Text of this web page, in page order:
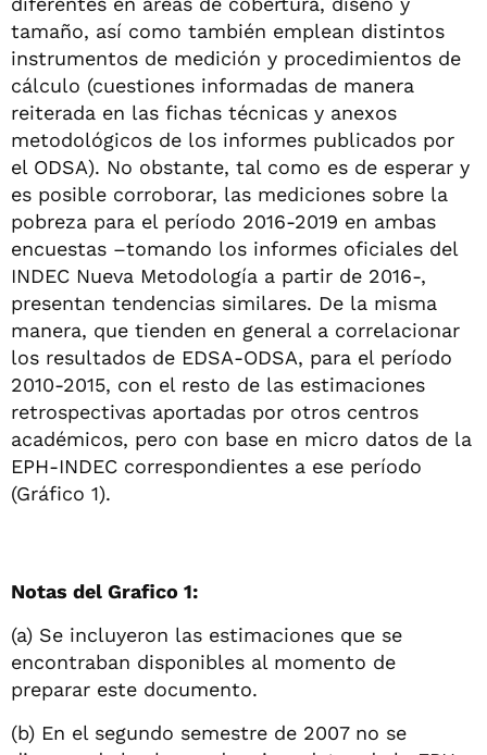
tamaño, así como también emplean distintos
instrumentos de medición y procedimientos de
cálculo (cuestiones informadas de manera
reiterada en las fichas técnicas y anexos
metodológicos de los informes publicados por
el ODSA). No obstante, tal como es de esperar y
es posible corroborar, las mediciones sobre la
pobreza para el período 2016-2019 en ambas
encuestas –tomando los informes oficiales del
INDEC Nueva Metodología a partir de 2016-,
presentan tendencias similares. De la misma
manera, que tienden en general a correlacionar
los resultados de EDSA-ODSA, para el período
2010-2015, con el resto de las estimaciones
retrospectivas aportadas por otros centros
académicos, pero con base en micro datos de la
EPH-INDEC correspondientes a ese período
(Gráfico 1).
Notas del Grafico 1:
(a) Se incluyeron las estimaciones que se
encontraban disponibles al momento de
preparar este documento.
(b) En el segundo semestre de 2007 no se